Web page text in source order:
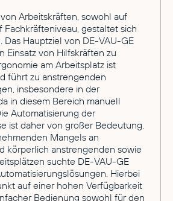
Arbeitskräften, sowohl auf
Fachkräfteniveau, gestaltet sich
Das Hauptziel von DE-VAU-GE
Einsatz von Hilfskräften zu
am Arbeitsplatz ist
führt zu anstrengenden
insbesondere in der
in diesem Bereich manuell
Automatisierung der
ist daher von großer Bedeutung.
Mangels an
körperlich anstrengenden sowie
suchte DE-VAU-GE
Hierbei
auf einer hohen Verfügbarkeit
Bedienung sowohl für den